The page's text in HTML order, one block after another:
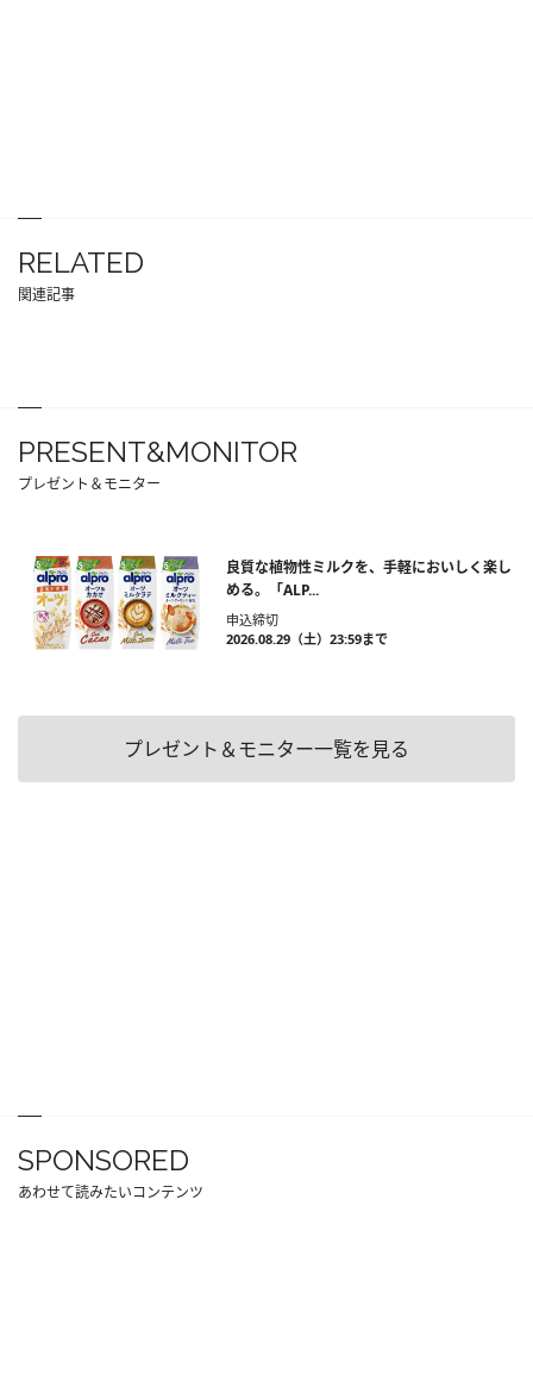
RELATED
関連記事
PRESENT&MONITOR
プレゼント＆モニター
良質な植物性ミルクを、手軽においしく楽し
める。「ALP...
申込締切
2026.08.29（土）23:59まで
プレゼント＆モニター一覧を見る
SPONSORED
あわせて読みたいコンテンツ